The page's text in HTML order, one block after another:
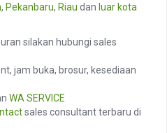
, Pekanbaru, Riau dan luar kota
silakan hubungi sales
jam buka, brosur, kesediaan
WA SERVICE
sales consultant terbaru di